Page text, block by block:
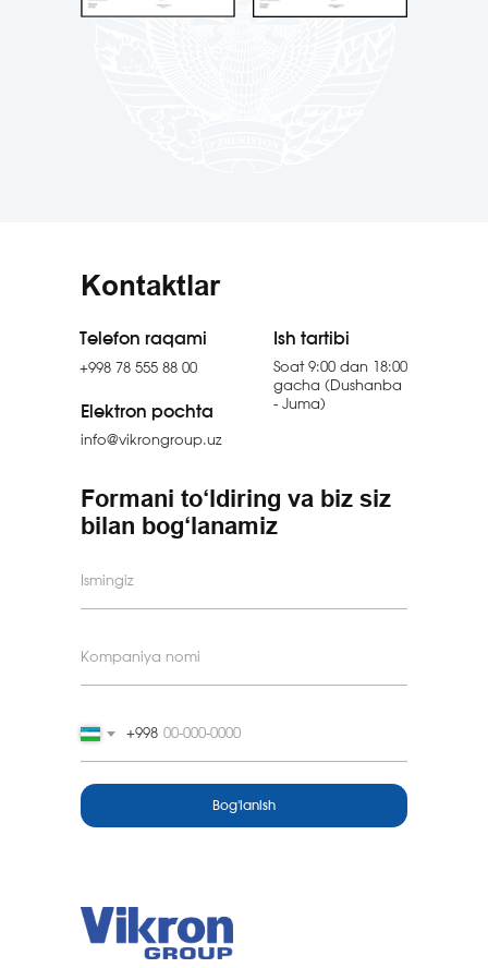
Kontaktlar
+998 78 555 88 00
Telefon raqami
Soat 9:00 dan 18:00
gacha (Dushanba
- Juma)
Ish tartibi
Formani to‘ldiring va biz siz
bilan bog‘lanamiz
+998
Bog'lanish
info@vikrongroup.uz
Elektron pochta